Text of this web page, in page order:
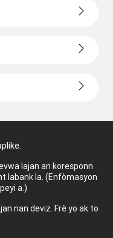
lajan an koresponn
labank la. (Enfòmasyon
a.)
nan deviz. Frè yo ak to